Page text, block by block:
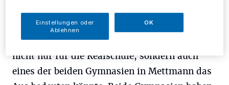
eines Hauptschulzweiges an der Realschule
favorisiert. Zugleich gibt es Befürworter für
die Gründung einer Gesamtschule, die aber
nicht nur für die Realschule, sondern auch
eines der beiden Gymnasien in Mettmann das
Einstellungen oder
Ablehnen
OK